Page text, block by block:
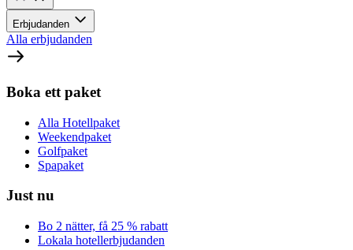
Erbjudanden
Alla erbjudanden
Boka ett paket
Alla Hotellpaket
Weekendpaket
Golfpaket
Spapaket
Just nu
Bo 2 nätter, få 25 % rabatt
Lokala hotellerbjudanden